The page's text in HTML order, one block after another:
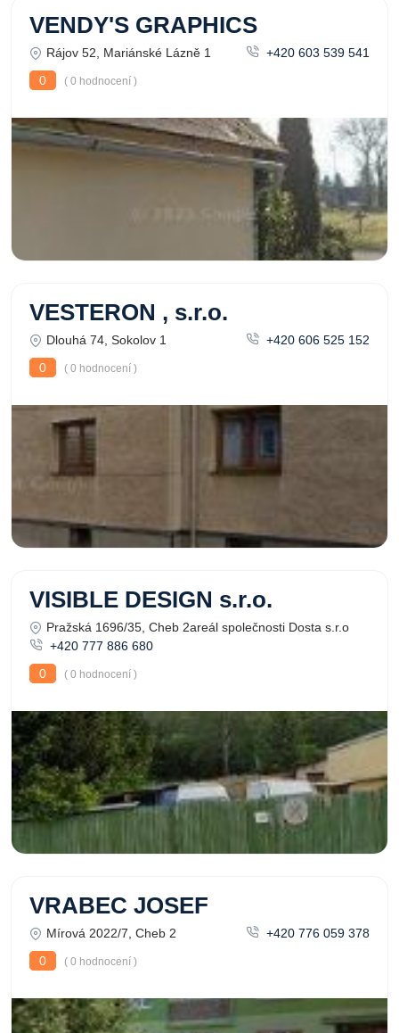
VENDY'S GRAPHICS
Rájov 52, Mariánské Lázně 1
+420 603 539 541
0
( 0 hodnocení )
VESTERON , s.r.o.
Dlouhá 74, Sokolov 1
+420 606 525 152
0
( 0 hodnocení )
VISIBLE DESIGN s.r.o.
Pražská 1696/35, Cheb 2areál společnosti Dosta s.r.o
+420 777 886 680
0
( 0 hodnocení )
VRABEC JOSEF
Mírová 2022/7, Cheb 2
+420 776 059 378
0
( 0 hodnocení )